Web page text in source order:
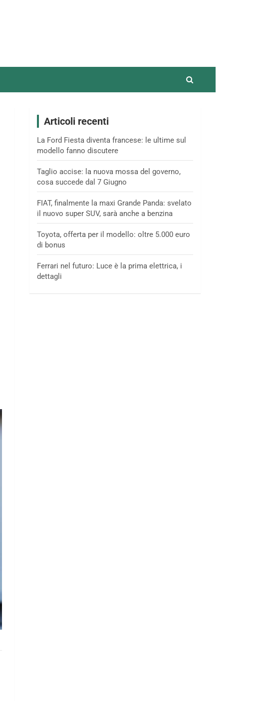
Articoli recenti
La Ford Fiesta diventa francese: le ultime sul
modello fanno discutere
Taglio accise: la nuova mossa del governo,
cosa succede dal 7 Giugno
FIAT, finalmente la maxi Grande Panda: svelato
il nuovo super SUV, sarà anche a benzina
Toyota, offerta per il modello: oltre 5.000 euro
di bonus
Ferrari nel futuro: Luce è la prima elettrica, i
dettagli